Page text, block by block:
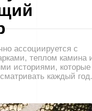
ассоциируется с
теплом камина
историями, которые
каждый год.